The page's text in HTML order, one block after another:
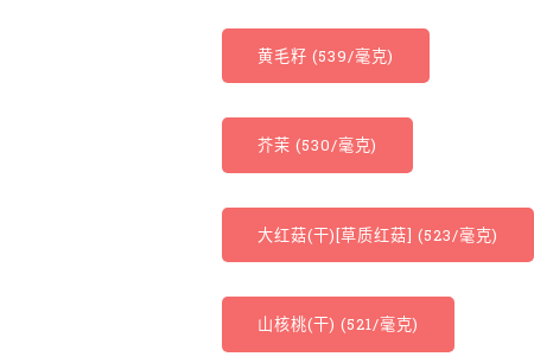
黄毛籽 (539/毫克)
芥茉 (530/毫克)
大红菇(干)[草质红菇] (523/毫克)
山核桃(干) (521/毫克)